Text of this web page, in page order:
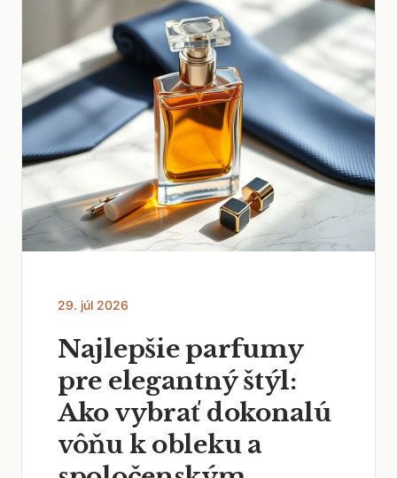
29. júl 2026
Najlepšie parfumy
pre elegantný štýl:
Ako vybrať dokonalú
vôňu k obleku a